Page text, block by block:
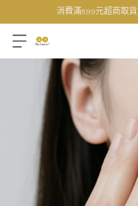
消費滿599元超商取